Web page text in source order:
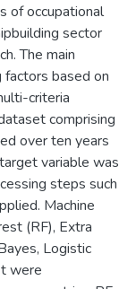
of occupational
sector
The main
based on
criteria
comprising
over ten years
variable was
steps such
Machine
(RF), Extra
Logistic
were